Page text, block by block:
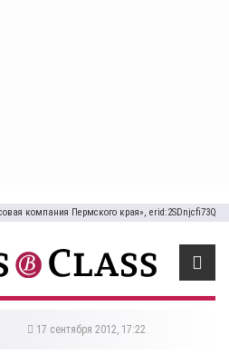
компания Пермского края», erid:2SDnjcfi73Q
17 сентября 2012, 17:22